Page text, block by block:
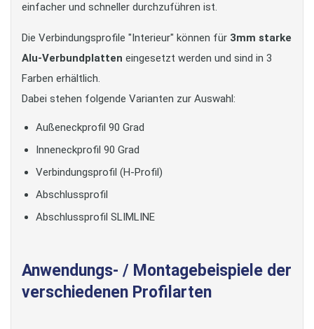
einfacher und schneller durchzuführen ist.
Die Verbindungsprofile "Interieur" können für 3mm starke
Alu-Verbundplatten eingesetzt werden und sind in 3
Farben erhältlich.
Dabei stehen folgende Varianten zur Auswahl:
Außeneckprofil 90 Grad
Inneneckprofil 90 Grad
Verbindungsprofil (H-Profil)
Abschlussprofil
Abschlussprofil SLIMLINE
Anwendungs- / Montagebeispiele der
verschiedenen Profilarten